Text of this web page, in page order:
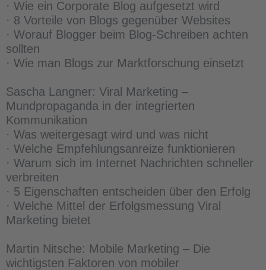
· Wie ein Corporate Blog aufgesetzt wird
· 8 Vorteile von Blogs gegenüber Websites
· Worauf Blogger beim Blog-Schreiben achten
sollten
· Wie man Blogs zur Marktforschung einsetzt
Sascha Langner: Viral Marketing –
Mundpropaganda in der integrierten
Kommunikation
· Was weitergesagt wird und was nicht
· Welche Empfehlungsanreize funktionieren
· Warum sich im Internet Nachrichten schneller
verbreiten
· 5 Eigenschaften entscheiden über den Erfolg
· Welche Mittel der Erfolgsmessung Viral
Marketing bietet
Martin Nitsche: Mobile Marketing – Die
wichtigsten Faktoren von mobiler